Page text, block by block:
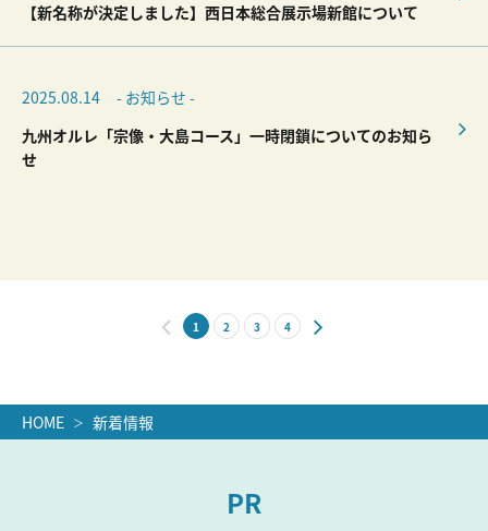
【新名称が決定しました】西日本総合展示場新館について
2025.08.14
- お知らせ -
九州オルレ「宗像・大島コース」一時閉鎖についてのお知ら
せ
1 2 3 4
HOME 新着情報
PR